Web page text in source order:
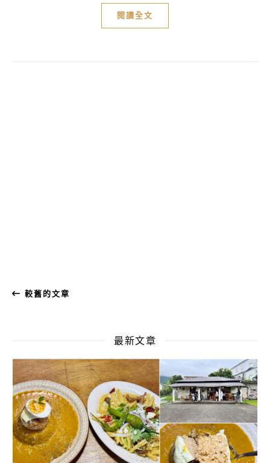
閱讀全文
較舊的文章
最新文章